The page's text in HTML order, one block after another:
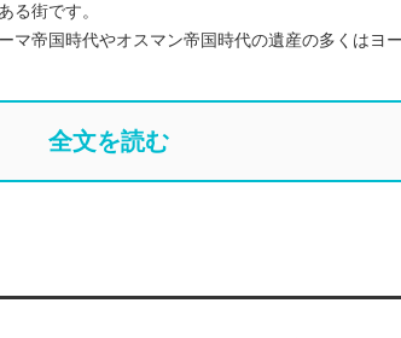
る街です。
マ帝国時代やオスマン帝国時代の遺産の多くはヨ
全文を読む